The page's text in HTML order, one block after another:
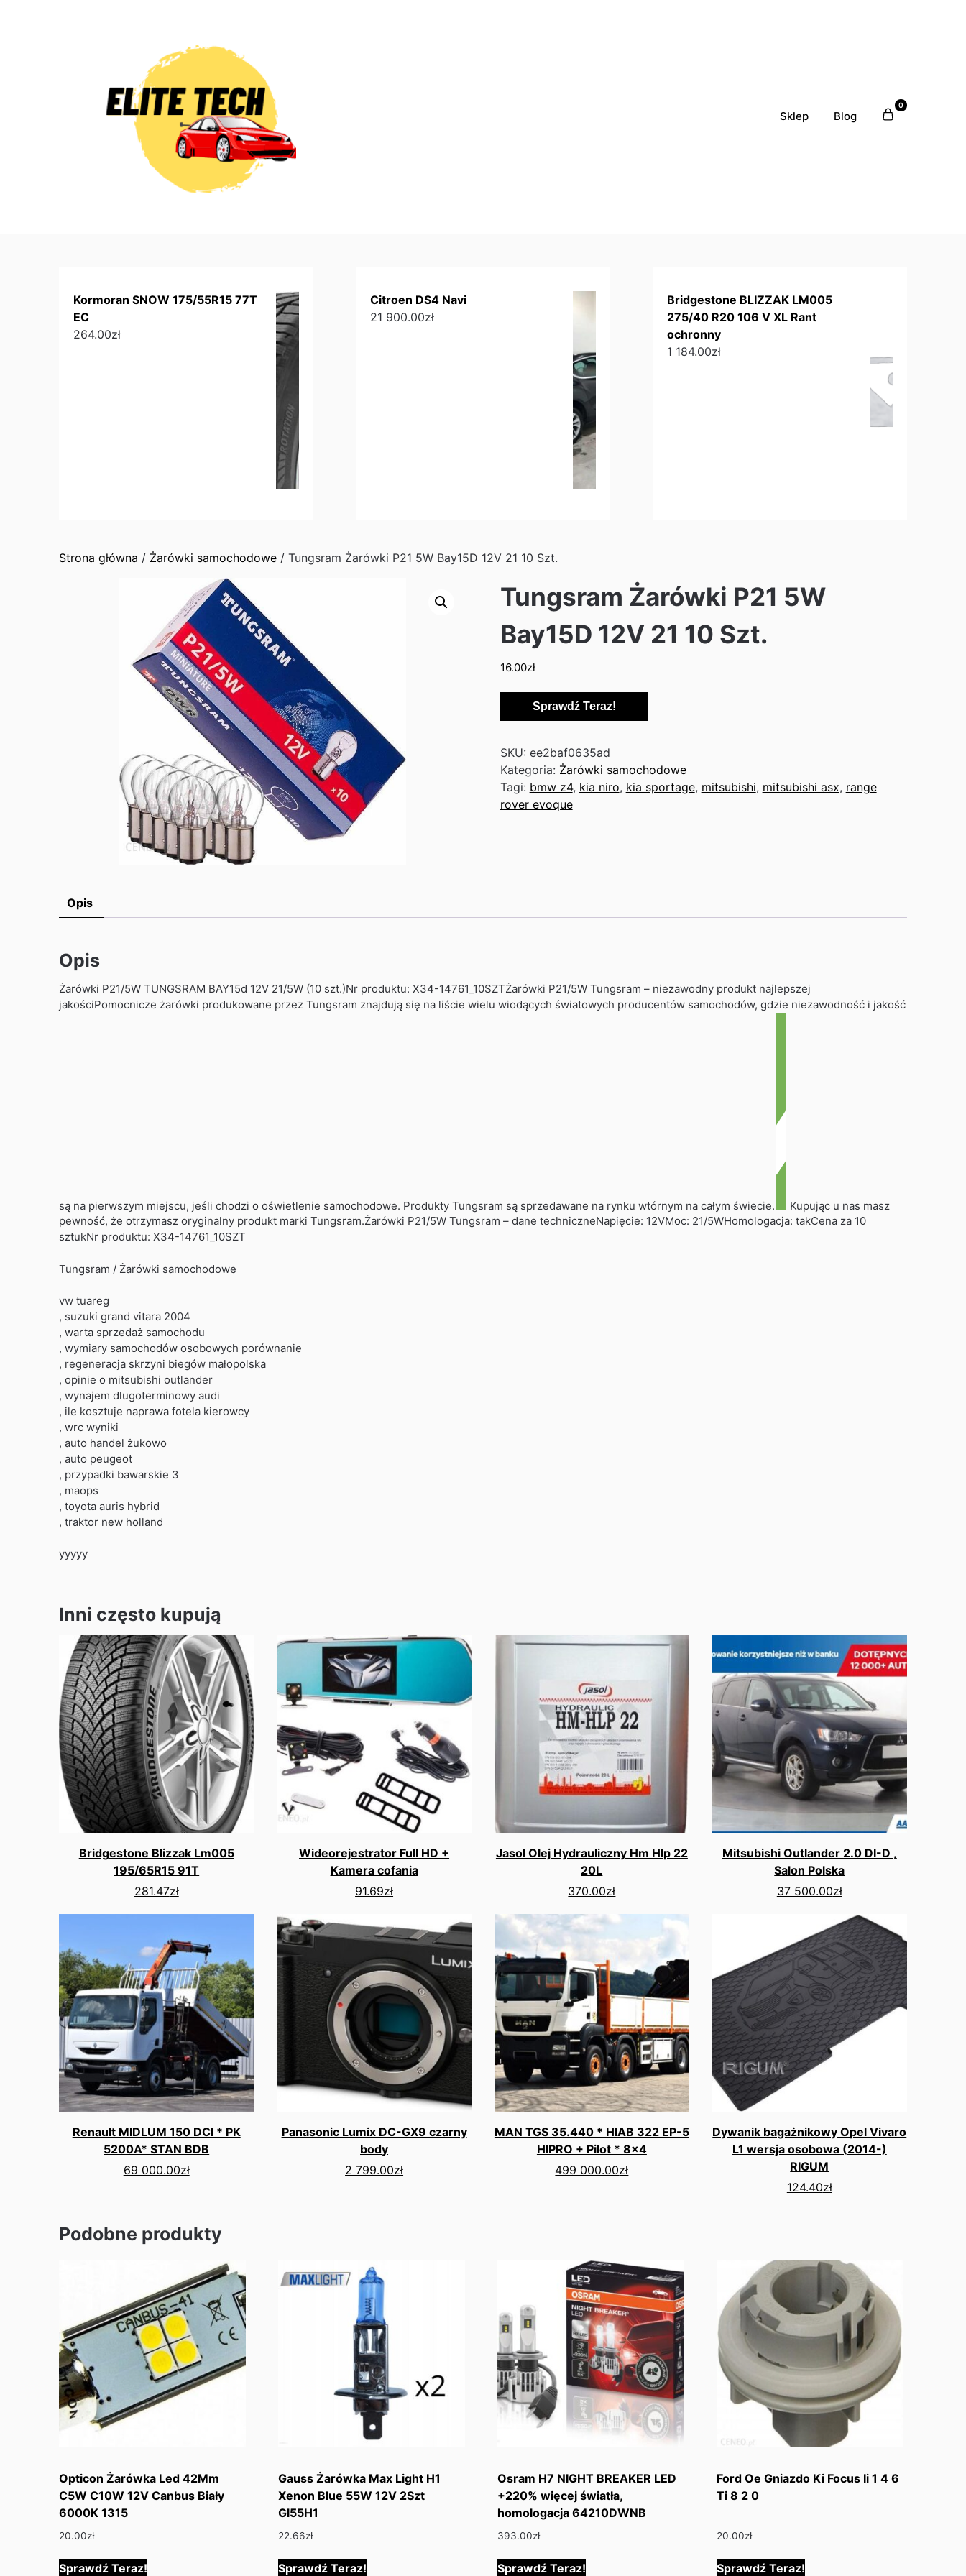
Sklep Blog
0
Kormoran SNOW 175/55R15 77T
EC
264.00zł
Citroen DS4 Navi
21 900.00zł
Bridgestone BLIZZAK LM005
275/40 R20 106 V XL Rant
ochronny
1 184.00zł
Strona główna / Żarówki samochodowe / Tungsram Żarówki P21 5W Bay15D 12V 21 10 Szt.
Tungsram Żarówki P21 5W
Bay15D 12V 21 10 Szt.
16.00zł
Sprawdź Teraz!
SKU: ee2baf0635ad
Kategoria: Żarówki samochodowe
Tagi: bmw z4, kia niro, kia sportage, mitsubishi, mitsubishi asx, range
rover evoque
Opis
Opis
Żarówki P21/5W TUNGSRAM BAY15d 12V 21/5W (10 szt.)Nr produktu: X34-14761_10SZTŻarówki P21/5W Tungsram – niezawodny produkt najlepszej
jakościPomocnicze żarówki produkowane przez Tungsram znajdują się na liście wielu wiodących światowych producentów samochodów, gdzie niezawodność i jakość
są na pierwszym miejscu, jeśli chodzi o oświetlenie samochodowe. Produkty Tungsram są sprzedawane na rynku wtórnym na całym świecie.
Kupując u nas masz
pewność, że otrzymasz oryginalny produkt marki Tungsram.Żarówki P21/5W Tungsram – dane techniczneNapięcie: 12VMoc: 21/5WHomologacja: takCena za 10
sztukNr produktu: X34-14761_10SZT
Tungsram / Żarówki samochodowe
vw tuareg
, suzuki grand vitara 2004
, warta sprzedaż samochodu
, wymiary samochodów osobowych porównanie
, regeneracja skrzyni biegów małopolska
, opinie o mitsubishi outlander
, wynajem dlugoterminowy audi
, ile kosztuje naprawa fotela kierowcy
, wrc wyniki
, auto handel żukowo
, auto peugeot
, przypadki bawarskie 3
, maops
, toyota auris hybrid
, traktor new holland
yyyyy
Inni często kupują
Bridgestone Blizzak Lm005
195/65R15 91T
281.47zł
Wideorejestrator Full HD +
Kamera cofania
91.69zł
Jasol Olej Hydrauliczny Hm Hlp 22
20L
370.00zł
Mitsubishi Outlander 2.0 DI-D ,
Salon Polska
37 500.00zł
Renault MIDLUM 150 DCI * PK
5200A* STAN BDB
69 000.00zł
Panasonic Lumix DC-GX9 czarny
body
2 799.00zł
MAN TGS 35.440 * HIAB 322 EP-5
HIPRO + Pilot * 8x4
499 000.00zł
Dywanik bagażnikowy Opel Vivaro
L1 wersja osobowa (2014-)
RIGUM
124.40zł
Podobne produkty
Opticon Żarówka Led 42Mm
C5W C10W 12V Canbus Biały
6000K 1315
20.00zł
Sprawdź Teraz!
Gauss Żarówka Max Light H1
Xenon Blue 55W 12V 2Szt
Gl55H1
22.66zł
Sprawdź Teraz!
Osram H7 NIGHT BREAKER LED
+220% więcej światła,
homologacja 64210DWNB
393.00zł
Sprawdź Teraz!
Ford Oe Gniazdo Ki Focus Ii 1 4 6
Ti 8 2 0
20.00zł
Sprawdź Teraz!